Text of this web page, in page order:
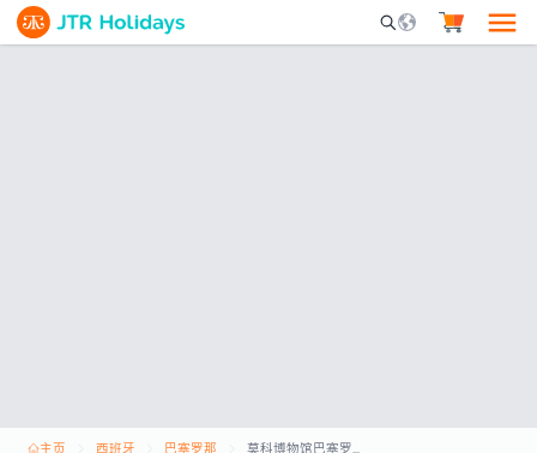
Mobile Search
主页 西班牙 巴塞罗那 莫科博物馆巴塞罗那门票